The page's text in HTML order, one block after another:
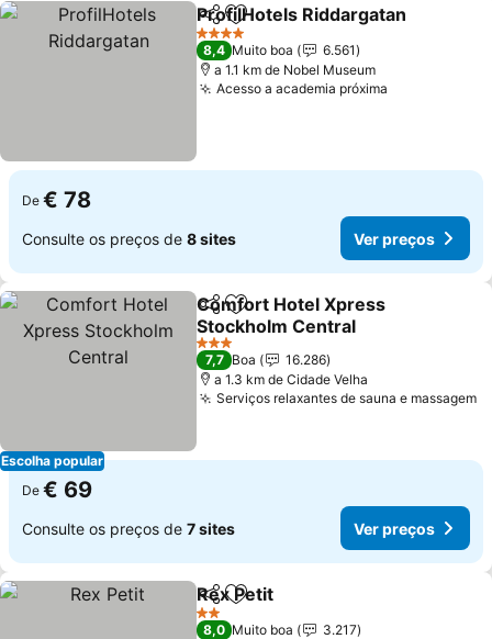
PartilharAdicionar aos favoritos
ProfilHotels Riddargatan
4 Estrelas
8,4 Muito boa
6.561
a 1.1 km de Nobel Museum
Acesso a academia próxima
De € 78
Consulte os preços de 8 sites Ver preços
Escolha popular
PartilharAdicionar aos favoritos
Comfort Hotel Xpress
Stockholm Central
Ver preços
3 Estrelas
7,7 Boa
16.286
a 1.3 km de Cidade Velha
Serviços relaxantes de sauna e massagem
De € 69
Consulte os preços de 7 sites Ver preços
PartilharAdicionar aos favoritos
Rex Petit
2 Estrelas
8,0 Muito boa
3.217